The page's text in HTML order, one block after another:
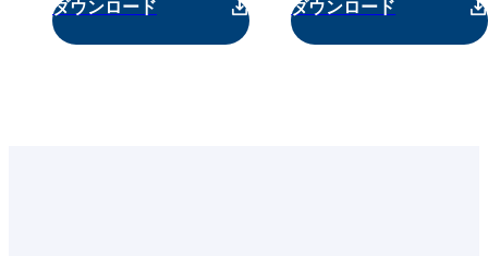
ダウンロード ダウンロード